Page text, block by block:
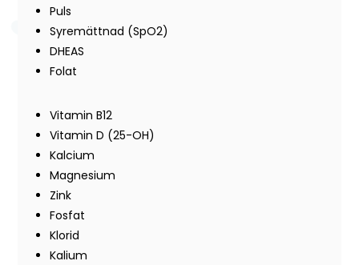
Puls
Syremättnad (SpO2)
DHEAS
Folat
Vitamin B12
Vitamin D (25-OH)
Kalcium
Magnesium
Zink
Fosfat
Klorid
Kalium